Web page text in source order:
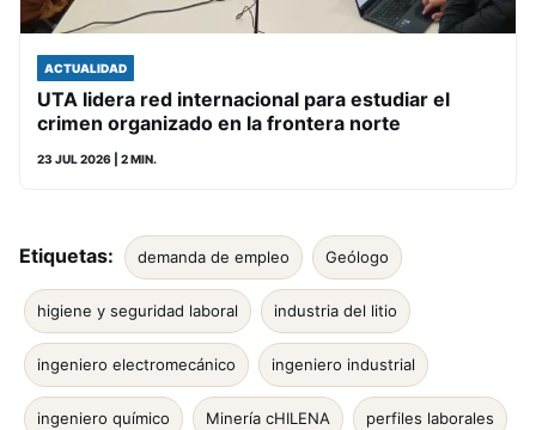
ACTUALIDAD
UTA lidera red internacional para estudiar el
crimen organizado en la frontera norte
23 JUL 2026 | 2 MIN.
Etiquetas: demanda de empleo Geólogo
higiene y seguridad laboral industria del litio
ingeniero electromecánico ingeniero industrial
ingeniero químico Minería cHILENA perfiles laborales